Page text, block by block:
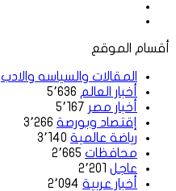
أقسام الموقع
المقالات والسياسه والادب
أخبار العالم 5٬636
أخبار مصر 5٬167
إقتصاد وبورصة 3٬266
رياضة عالمية 3٬140
محافظات 2٬665
عاجل 2٬201
أخبار عربية 2٬094